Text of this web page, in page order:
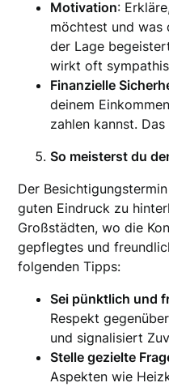
Motivation:
möchtest und was
der Lage
wirkt oft
Finanzielle
deinem
zahlen kannst.
So meisterst du
Der
guten Eindruck zu
Großstädten, wo die
gepflegtes und
folgenden Tipps:
Sei pünktlich und
Respekt
und signalisiert
Stelle gezielte
Aspekten wie